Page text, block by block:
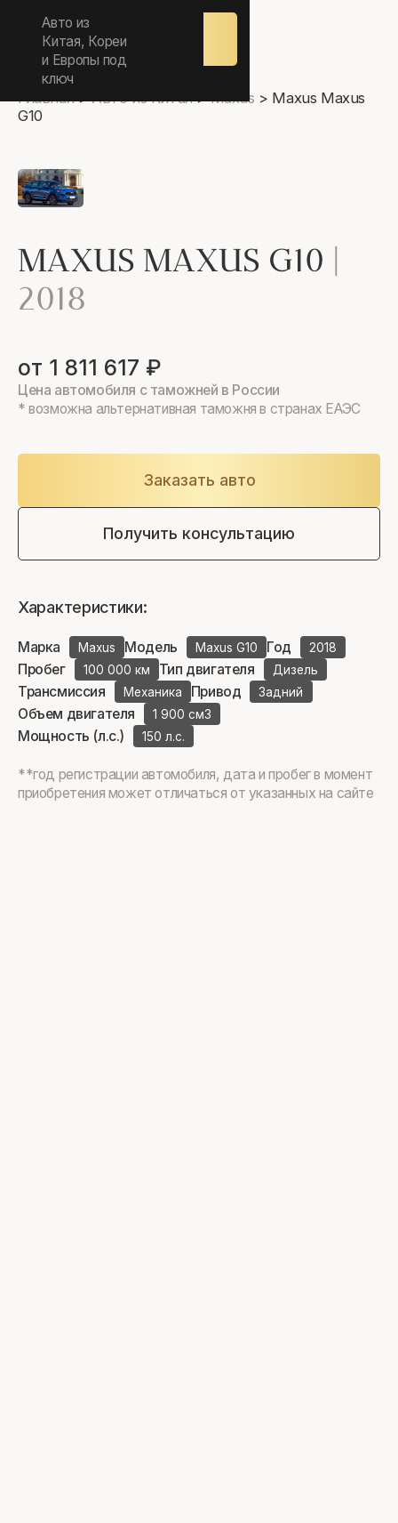
Авто из
Китая, Кореи
и Европы под
ключ
Оставить
заявку
Главная>Авто из Китая>Maxus > Maxus Maxus
G10
MAXUS MAXUS G10 |
2018
от 1 811 617 ₽
Цена автомобиля с таможней в России
* возможна альтернативная таможня в странах ЕАЭС
Заказать авто
Получить консультацию
Характеристики:
Марка Maxus Модель Maxus G10 Год 2018
Пробег 100 000 км Тип двигателя Дизель
Трансмиссия Механика Привод Задний
Объем двигателя 1 900 см3
Мощность (л.с.) 150 л.с.
**год регистрации автомобиля, дата и пробег в момент
приобретения может отличаться от указанных на сайте